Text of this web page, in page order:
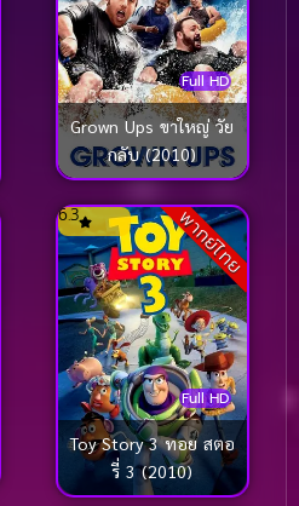
Full HD
Grown Ups ขาใหญ่ วัย
กลับ (2010)
พากย์ไทย
Full HD
6.3
Toy Story 3 ทอย สตอ
รี่ 3 (2010)